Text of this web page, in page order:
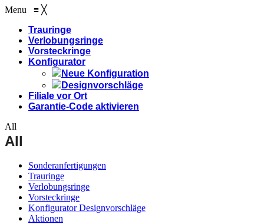
Menu ≡ ╳
Trauringe
Verlobungsringe
Vorsteckringe
Konfigurator
Neue Konfiguration
Designvorschläge
Filiale vor Ort
Garantie-Code aktivieren
All
All
Sonderanfertigungen
Trauringe
Verlobungsringe
Vorsteckringe
Konfigurator Designvorschläge
Aktionen